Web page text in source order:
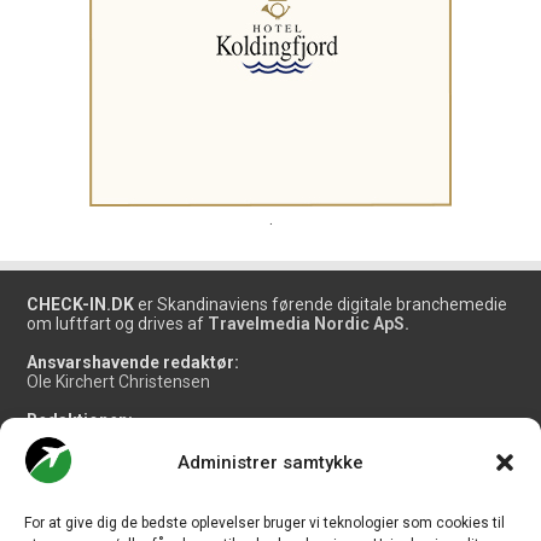
Administrer samtykke
For at give dig de bedste oplevelser bruger vi teknologier som cookies til
CHECK-IN.DK er Skandinaviens førende digitale branchemedie
om luftfart og drives af Travelmedia Nordic ApS.
Ansvarshavende redaktør:
Ole Kirchert Christensen
Redaktionen:
Christian Granhøj Skouboe
Henrik Baumgarten
Danny Longhi Andreasen
Salg og jobannoncer: